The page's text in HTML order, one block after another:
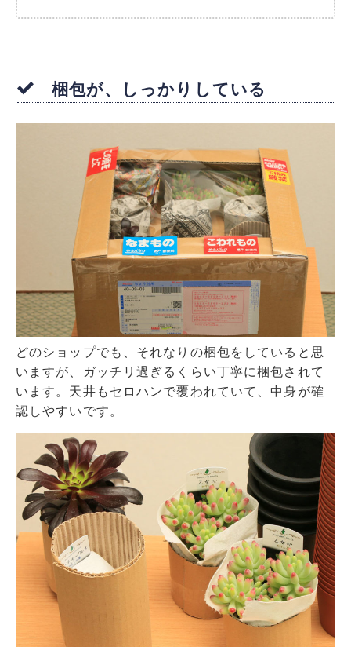
梱包が、しっかりしている
どのショップでも、それなりの梱包をしていると思
いますが、ガッチリ過ぎるくらい丁寧に梱包されて
います。天井もセロハンで覆われていて、中身が確
認しやすいです。